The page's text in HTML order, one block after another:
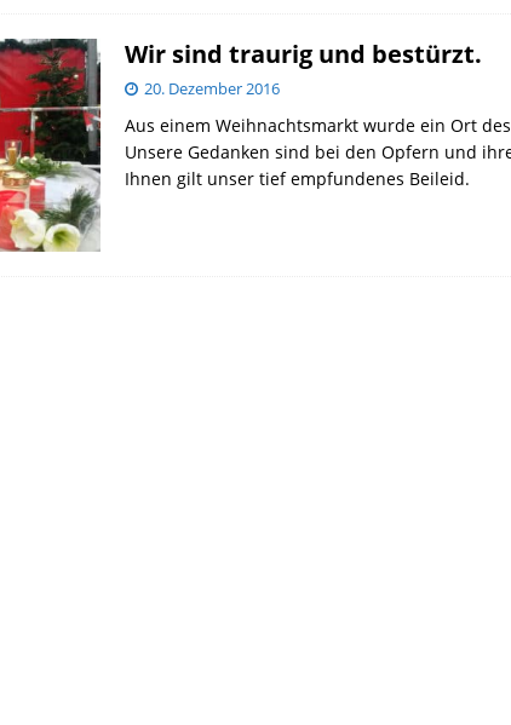
Wir sind traurig und bestürzt.
20. Dezember 2016
Aus einem Weihnachtsmarkt wurde ein Ort
Unsere Gedanken sind bei den Opfern und
Ihnen gilt unser tief empfundenes Beileid.